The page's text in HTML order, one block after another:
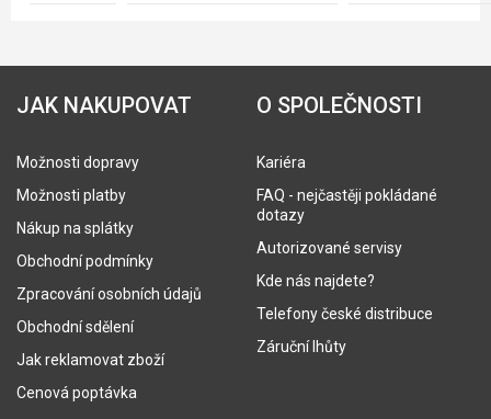
JAK NAKUPOVAT
Možnosti dopravy
Možnosti platby
Nákup na splátky
Obchodní podmínky
Zpracování osobních údajů
Obchodní sdělení
Jak reklamovat zboží
Cenová poptávka
O SPOLEČNOSTI
Kariéra
FAQ - nejčastěji pokládané
dotazy
Autorizované servisy
Kde nás najdete?
Telefony české distribuce
Záruční lhůty